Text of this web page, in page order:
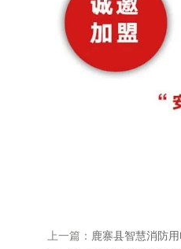
上一篇： 鹿寨县智慧消防